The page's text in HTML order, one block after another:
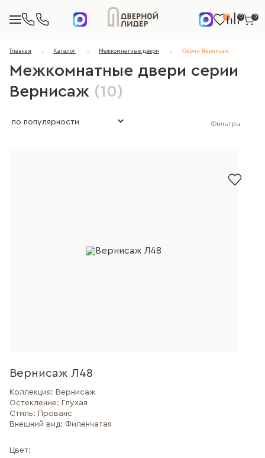
0 0 0
Главная Каталог Межкомнатные двери Серия Вернисаж
Межкомнатные двери серии
Вернисаж (10)
Фильтры
Вернисаж Л48
Коллекция: Вернисаж
Остекление: Глухая
Стиль: Прованс
Внешний вид: Филенчатая
Цвет: